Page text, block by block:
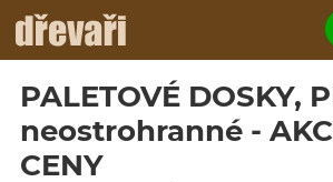
PALETOVÉ DOSKY,
neostrohranné -
CENY